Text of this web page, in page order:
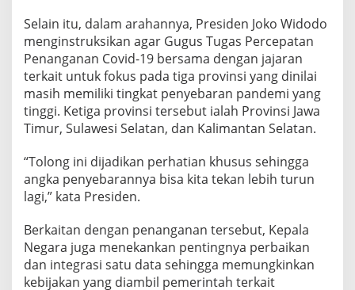
Selain itu, dalam arahannya, Presiden Joko Widodo
menginstruksikan agar Gugus Tugas Percepatan
Penanganan Covid-19 bersama dengan jajaran
terkait untuk fokus pada tiga provinsi yang dinilai
masih memiliki tingkat penyebaran pandemi yang
tinggi. Ketiga provinsi tersebut ialah Provinsi Jawa
Timur, Sulawesi Selatan, dan Kalimantan Selatan.
“Tolong ini dijadikan perhatian khusus sehingga
angka penyebarannya bisa kita tekan lebih turun
lagi,” kata Presiden.
Berkaitan dengan penanganan tersebut, Kepala
Negara juga menekankan pentingnya perbaikan
dan integrasi satu data sehingga memungkinkan
kebijakan yang diambil pemerintah terkait